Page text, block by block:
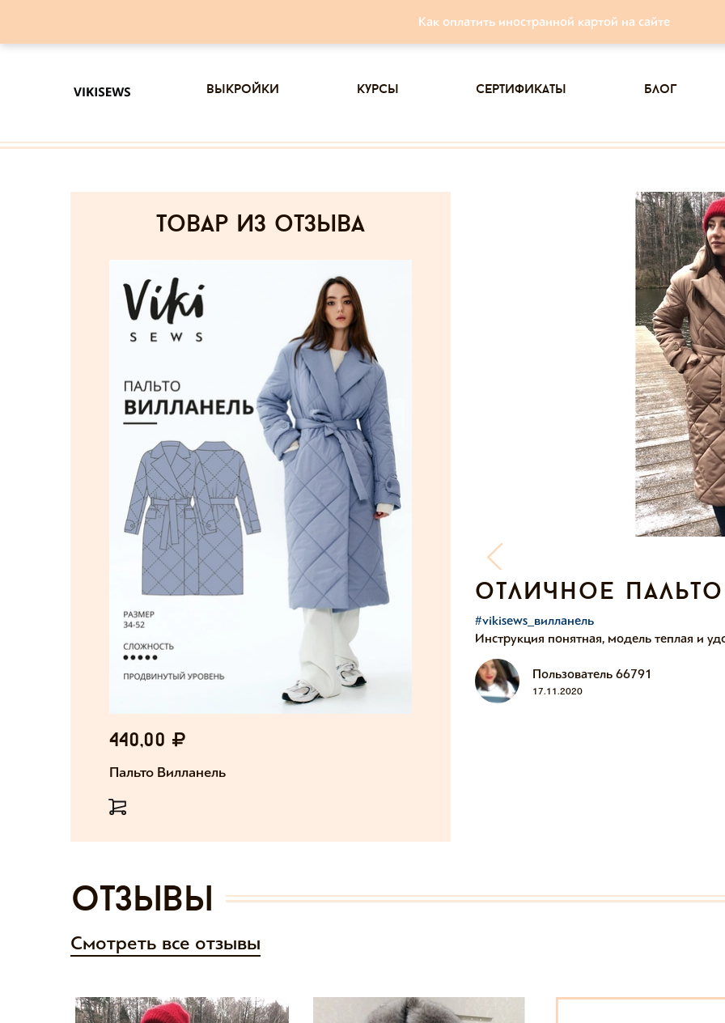
Как оплатить иностранной картой на сайте
выкройки курсы сертификаты блог
товар из отзыва
440,00
Пальто Вилланель
отличное
#vikisews_вилланель
Инструкция понятная, модель теплая и
Пользователь 66791
17.11.2020
отзывы
Смотреть все отзывы